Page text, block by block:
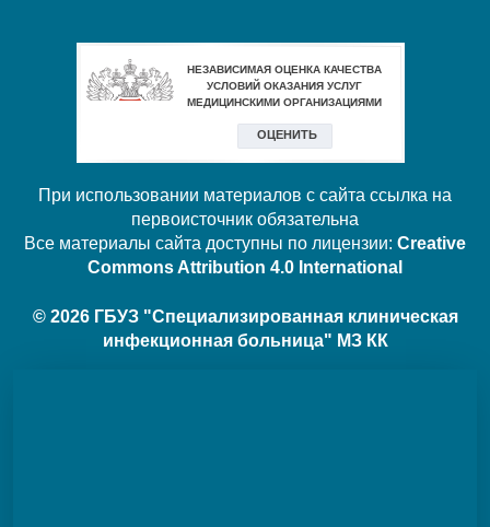
При использовании материалов с сайта ссылка на
первоисточник обязательна
Все материалы сайта доступны по лицензии: Creative
Commons Attribution 4.0 International
© 2026 ГБУЗ "Специализированная клиническая
инфекционная больница" МЗ КК